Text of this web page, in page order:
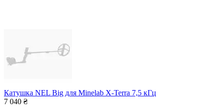
Катушка NEL Big для Minelab X-Terra 7,5 кГц
7 040 ₴